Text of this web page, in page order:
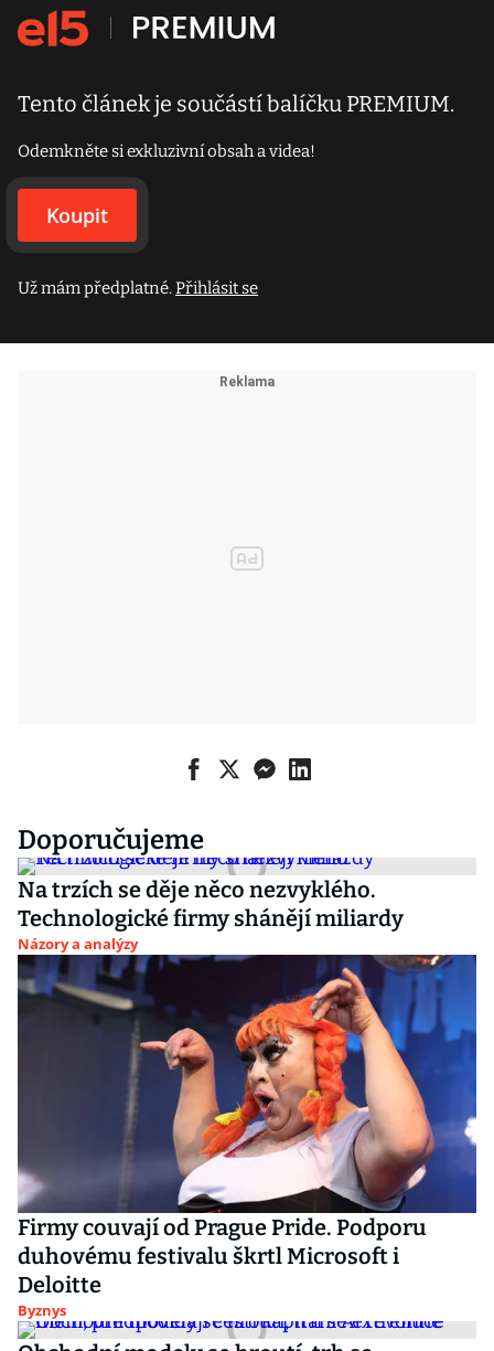
Tento článek je součástí balíčku PREMIUM.
Odemkněte si exkluzivní obsah a videa!
Koupit
Už mám předplatné.Přihlásit se
Doporučujeme
Na trzích se děje něco nezvyklého.
Technologické firmy shánějí miliardy
Názory a analýzy
Firmy couvají od Prague Pride. Podporu
duhovému festivalu škrtl Microsoft i
Deloitte
Byznys